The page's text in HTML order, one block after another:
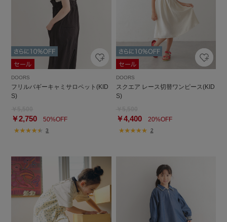
DOORS
フリルバギーキャミサロペット(KID
S)
￥2,750 50%OFF
3
DOORS
スクエア レース切替ワンピース(KID
S)
￥4,40020%OFF
2